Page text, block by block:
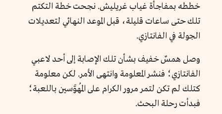
خططه بمفاجأة غياب غريليش. نجحت خطة التكتم
تلك حتى ساعات قليلة، قبل الموعد النهائي لتعديلات
الجولة في الفانتازي.
وصل همسٌ خفيف بشأن تلك الإصابة إلى أحد لاعبي
الفانتازي؛ فنشر المعلومة وانتهى الأمر. لكن معلومة
كتلك لم تكن لتمر مرور الكرام على المُهوَّسين باللعبة؛
فبدأت رحلة البحث.